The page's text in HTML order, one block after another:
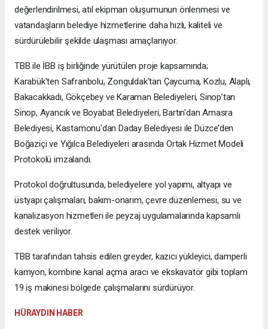
değerlendirilmesi, atıl ekipman oluşumunun önlenmesi ve
vatandaşların belediye hizmetlerine daha hızlı, kaliteli ve
sürdürülebilir şekilde ulaşması amaçlanıyor.
TBB ile İBB iş birliğinde yürütülen proje kapsamında;
Karabük'ten Safranbolu, Zonguldak'tan Çaycuma, Kozlu, Alaplı,
Bakacakkadı, Gökçebey ve Karaman Belediyeleri, Sinop’tan
Sinop, Ayancık ve Boyabat Belediyeleri, Bartın'dan Amasra
Belediyesi, Kastamonu'dan Daday Belediyesi ile Düzce’den
Boğaziçi ve Yığılca Belediyeleri arasında Ortak Hizmet Modeli
Protokolü imzalandı.
Protokol doğrultusunda, belediyelere yol yapımı, altyapı ve
üstyapı çalışmaları, bakım-onarım, çevre düzenlemesi, su ve
kanalizasyon hizmetleri ile peyzaj uygulamalarında kapsamlı
destek veriliyor.
TBB tarafından tahsis edilen greyder, kazıcı yükleyici, damperli
kamyon, kombine kanal açma aracı ve ekskavatör gibi toplam
19 iş makinesi bölgede çalışmalarını sürdürüyor.
HÜRAYDIN HABER